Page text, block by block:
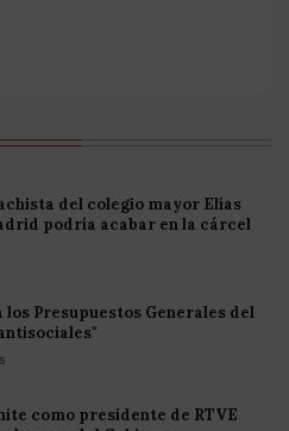
del colegio mayor Elías
podría acabar en la cárcel
los Presupuestos Generales del
como presidente de RTVE